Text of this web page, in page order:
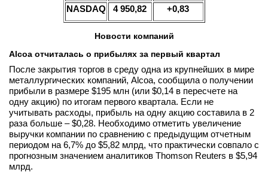
NASDAQ
4 950,82 +0,83
Новости компаний
Alcoa отчиталась о прибылях за первый квартал
После закрытия торгов в среду одна из крупнейших в мире
металлургических компаний, Alcoa, сообщила о получении
прибыли в размере $195 млн (или $0,14 в пересчете на
одну акцию) по итогам первого квартала. Если не
учитывать расходы, прибыль на одну акцию составила в 2
раза больше – $0,28. Необходимо отметить увеличение
выручки компании по сравнению с предыдущим отчетным
периодом на 6,7% до $5,82 млрд, что практически совпало с
прогнозным значением аналитиков Thomson Reuters в $5,94
млрд.